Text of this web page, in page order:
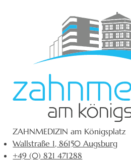
ZAHNMEDIZIN am Königsplatz
Wallstraße 1, 86150 Augsburg
+49 (0) 821 471288